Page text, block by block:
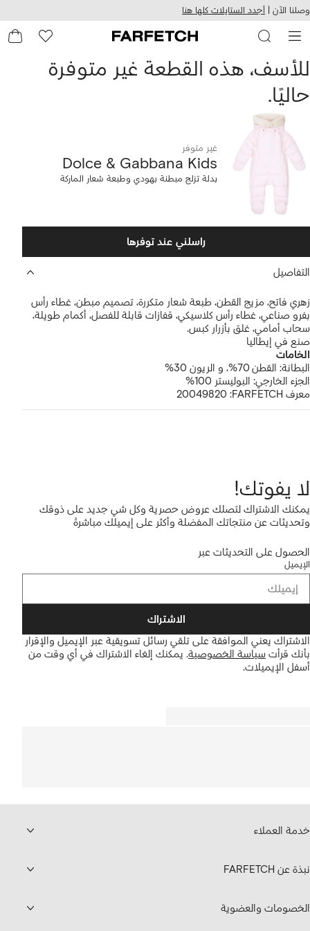
التخطي
للمحتوى
الرئيسي
وصلنا الآن | أجدد الستايلات كلها هنا
Dolce
&
Gabbana
Kids
بدلة
تزلج
مبطنة
بهودي
وطبعة
شعار
الماركة
للأسف، هذه القطعة غير متوفرة
حاليًا.
غير متوفر
Dolce & Gabbana Kids
بدلة تزلج مبطنة بهودي وطبعة شعار الماركة
راسلني عند توفرها
التفاصيل
زهري فاتح، مزيج القطن، طبعة شعار متكررة، تصميم مبطن، غطاء رأس
بفرو صناعي، غطاء رأس كلاسيكي، قفازات قابلة للفصل، أكمام طويلة،
سحاب أمامي، غلق بأزرار كبس.
صنع في إيطاليا
الخامات
البطانة: القطن 70%، و
الريون 30%
الجزء الخارجي: البوليستر 100%
معرف FARFETCH:
20049820
لا يفوتك!
يمكنك الاشتراك لتصلك عروض حصرية وكل شي جديد على ذوقك
وتحديثات عن منتجاتك المفضلة وأكثر على إيميلك مباشرةً
الحصول على التحديثات عبر
الإيميل
الاشتراك
الاشتراك يعني الموافقة على تلقي رسائل تسويقية عبر الإيميل والإقرار
بأنك قرأت سياسة الخصوصية. يمكنك إلغاء الاشتراك في أي وقت من
أسفل الإيميلات.
خدمة العملاء
نبذة عن FARFETCH
الخصومات والعضوية